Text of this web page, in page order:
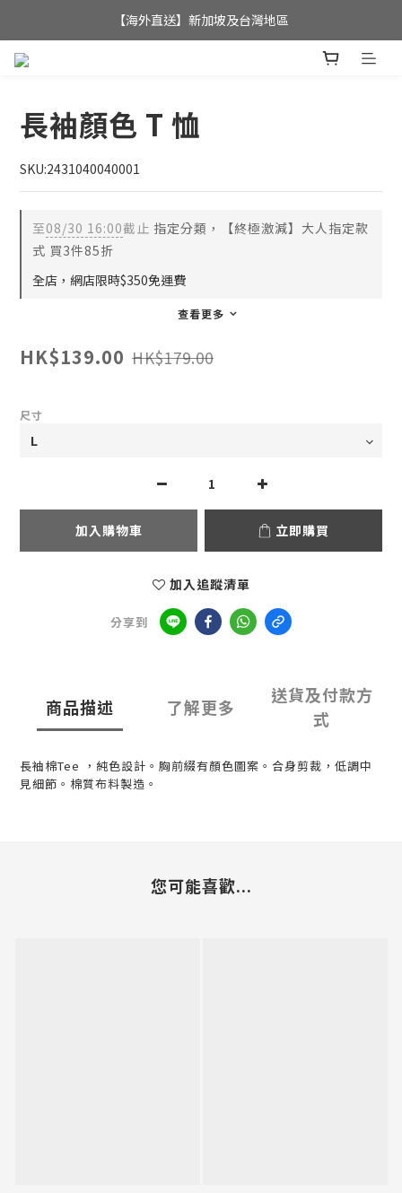
全店滿$350，即可享港澳地區免運費;
【海外直送】新加坡及台灣地區
長袖顏色 T 恤
SKU:2431040040001
至08/30 16:00截止 指定分類，【終極激減】大人指定款
式 買3件85折
全店，網店限時$350免運費
查看更多
HK$139.00 HK$179.00
尺寸
加入購物車 立即購買
加入追蹤清單
分享到
商品描述 了解更多
送貨及付款方
式
長袖棉Tee ，純色設計。胸前綴有顏色圖案。合身剪裁，低調中
見細節。棉質布料製造。
您可能喜歡...